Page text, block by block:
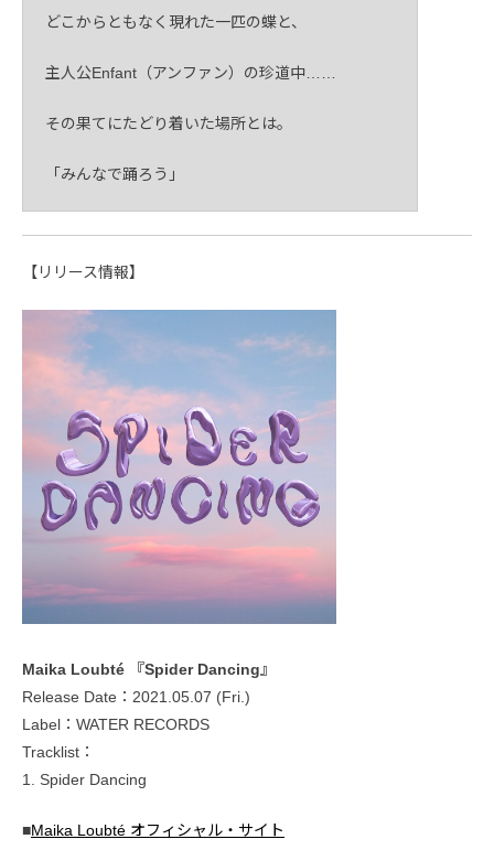
どこからともなく現れた一匹の蝶と、
主人公Enfant（アンファン）の珍道中……
その果てにたどり着いた場所とは。
「みんなで踊ろう」
【リリース情報】
Maika Loubté 『Spider Dancing』
Release Date：2021.05.07 (Fri.)
Label：WATER RECORDS
Tracklist：
1. Spider Dancing
■Maika Loubté オフィシャル・サイト